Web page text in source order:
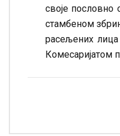
своје
стамбеном
расељених
Комесаријатом